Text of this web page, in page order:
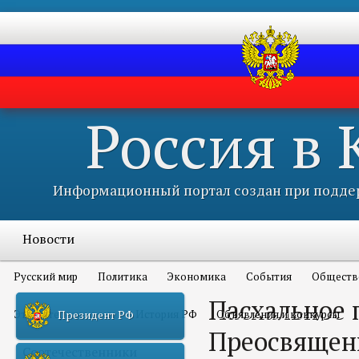
Россия в
Информационный портал создан при
Новости
Русский мир Политика Экономика События
Это интересно всем История РФ Объявления и конкурсы
Соотечественники
Президент РФ
Пасхальное